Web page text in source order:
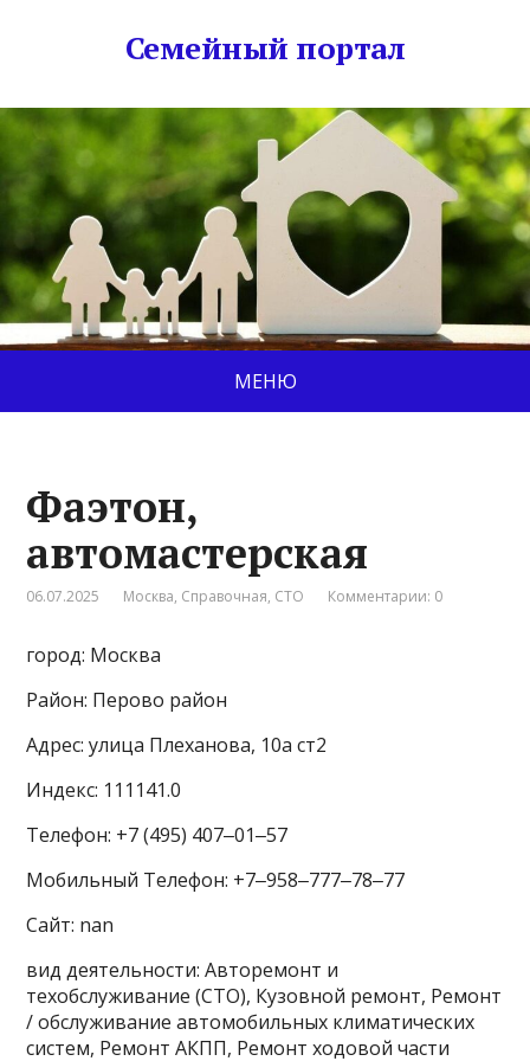
Семейный портал
МЕНЮ
Фаэтон,
автомастерская
06.07.2025 Москва, Справочная, СТО Комментарии: 0
город: Москва
Район: Перово район
Адрес: улица Плеханова, 10а ст2
Индекс: 111141.0
Телефон: +7 (495) 407‒01‒57
Мобильный Телефон: +7‒958‒777‒78‒77
Сайт: nan
вид деятельности: Авторемонт и
техобслуживание (СТО), Кузовной ремонт, Ремонт
/ обслуживание автомобильных климатических
систем, Ремонт АКПП, Ремонт ходовой части